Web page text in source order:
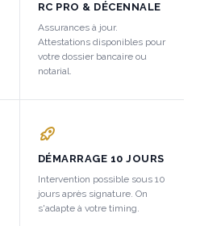
RC PRO & DÉCENNALE
Assurances à jour.
Attestations disponibles pour
votre dossier bancaire ou
notarial.
DÉMARRAGE 10 JOURS
Intervention possible sous 10
jours après signature. On
s'adapte à votre timing.